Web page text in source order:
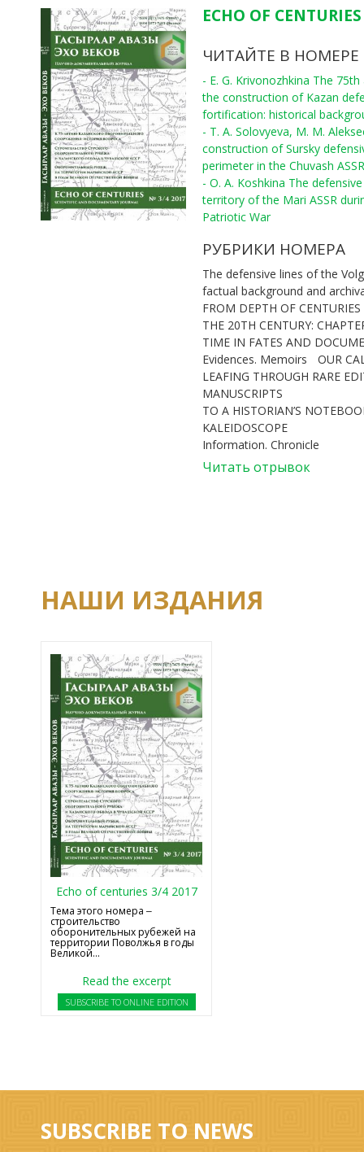
ECHO OF
ЧИТАЙТЕ В НОМЕРЕ
- E. G. Krivonozhkina The
the construction of Kazan
fortification: historical
- T. A. Solovyeva, M. M.
construction of Sursky
perimeter in the Chuvash ASSR
- O. A. Koshkina The
territory of the Mari ASSR
Patriotic War
РУБРИКИ НОМЕРА
The defensive lines of the
factual background and
FROM DEPTH OF CENTURIES
THE 20TH CENTURY:
TIME IN FATES AND
Evidences. Memoirs
OUR
LEAFING THROUGH RARE
MANUSCRIPTS
TO A HISTORIAN’S
KALEIDOSCOPE
Information. Chronicle
Читать отрывок
НАШИ ИЗДАНИЯ
Echo of centuries 3/4 2017
Тема этого номера ‒
строительство
оборонительных рубежей на
территории Поволжья в годы
Великой...
Read the excerpt
SUBSCRIBE TO ONLINE EDITION
SUBSCRIBE TO NEWS